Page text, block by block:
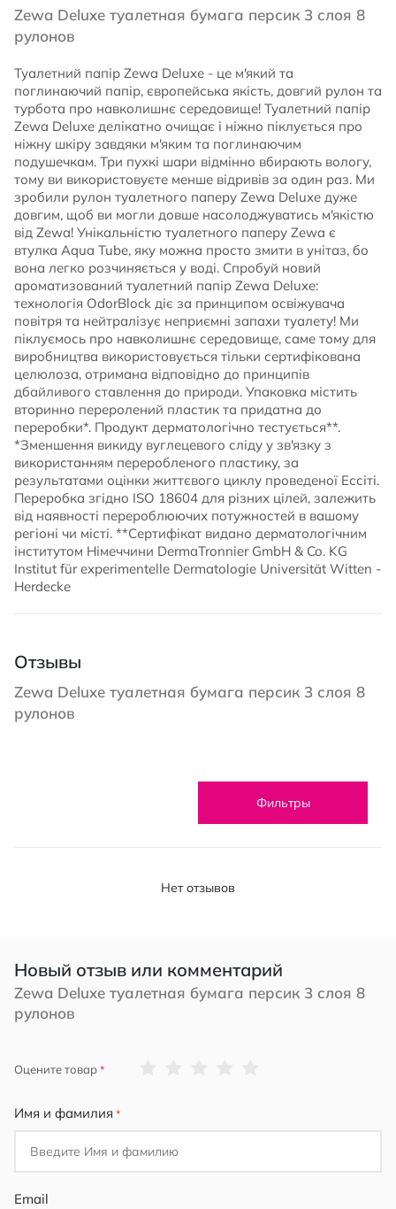
Zewa Deluxe туалетная бумага персик 3 слоя 8
рулонов
Туалетний папір Zewa Deluxе - це м'який та
поглинаючий папір, європейська якість, довгий рулон та
турбота про навколишнє середовище! Туалетний папір
Zewa Deluxe делікатно очищає і ніжно піклується про
ніжну шкіру завдяки м'яким та поглинаючим
подушечкам. Три пухкі шари відмінно вбирають вологу,
тому ви використовуєте менше відривів за один раз. Ми
зробили рулон туалетного паперу Zewa Deluxe дуже
довгим, щоб ви могли довше насолоджуватись м'якістю
від Zewa! Унікальністю туалетного паперу Zewa є
втулка Aqua Tube, яку можна просто змити в унітаз, бо
вона легко розчиняється у воді. Спробуй новий
ароматизований туалетний папір Zewa Deluxe:
технологія OdorBlock діє за принципом освіжувача
повітря та нейтралізує неприємні запахи туалету! Ми
піклуємось про навколишнє середовище, саме тому для
виробництва використовується тільки сертифікована
целюлоза, отримана відповідно до принципів
дбайливого ставлення до природи. Упаковка містить
вторинно переролений пластик та придатна до
переробки*. Продукт дерматологічно тестується**.
*Зменшення викиду вуглецевого сліду у зв'язку з
використанням переробленого пластику, за
результатами оцінки життєвого циклу проведеної Ессіті.
Переробка згідно ISO 18604 для різних цілей, залежить
від наявності перероблюючих потужностей в вашому
регіоні чи місті. **Сертифікат видано дерматологічним
інститутом Німеччини DermaTronnier GmbH & Co. KG
Institut für experimentelle Dermatologie Universität Witten -
Herdecke
Отзывы
Zewa Deluxe туалетная бумага персик 3 слоя 8
рулонов
Фильтры
Нет отзывов
Новый отзыв или комментарий
Zewa Deluxe туалетная бумага персик 3 слоя 8
рулонов
Оцените товар
Имя и фамилия
Email